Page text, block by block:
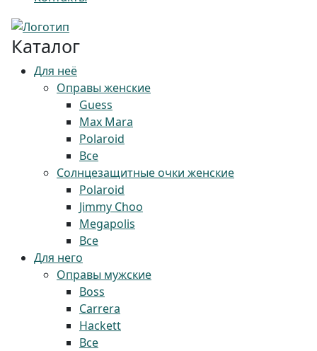
Каталог
Для неё
Оправы женские
Guess
Max Mara
Polaroid
Все
Солнцезащитные очки женские
Polaroid
Jimmy Choo
Megapolis
Все
Для него
Оправы мужские
Boss
Carrera
Hackett
Все